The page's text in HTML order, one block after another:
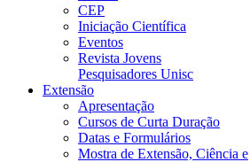
CEP
Iniciação Científica
Eventos
Revista Jovens
Pesquisadores Unisc
Extensão
Apresentação
Cursos de Curta Duração
Datas e Formulários
Mostra de Extensão, Ciência e